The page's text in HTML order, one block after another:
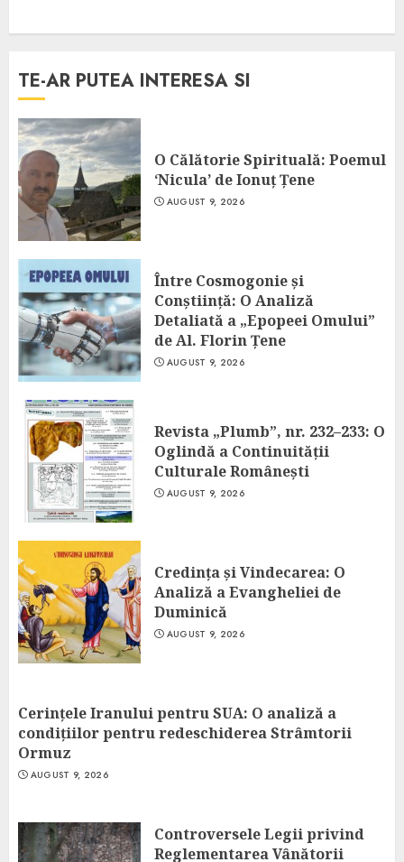
TE-AR PUTEA INTERESA SI
O Călătorie Spirituală: Poemul
‘Nicula’ de Ionuț Țene
AUGUST 9, 2026
Între Cosmogonie și
Conștiință: O Analiză
Detaliată a „Epopeei Omului”
de Al. Florin Țene
AUGUST 9, 2026
Revista „Plumb”, nr. 232–233: O
Oglindă a Continuității
Culturale Românești
AUGUST 9, 2026
Credința și Vindecarea: O
Analiză a Evangheliei de
Duminică
AUGUST 9, 2026
Cerințele Iranului pentru SUA: O analiză a
condițiilor pentru redeschiderea Strâmtorii
Ormuz
AUGUST 9, 2026
Controversele Legii privind
Reglementarea Vânătorii